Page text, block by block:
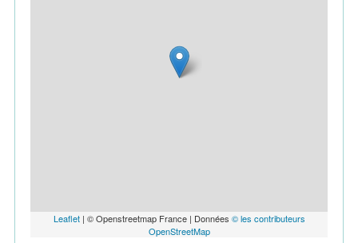
Leaflet| © Openstreetmap France | Données © les contributeurs
OpenStreetMap